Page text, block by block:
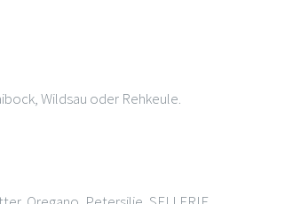
Wildsau oder Rehkeule.